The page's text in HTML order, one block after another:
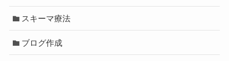
スキーマ療法
ブログ作成